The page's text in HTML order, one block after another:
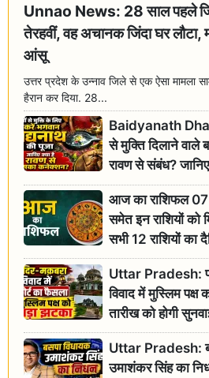
Unnao News: 28 साल पहले
तेरहवीं, वह अचानक जिंदा घर
आंसू
उत्तर प्रदेश के उन्नाव जिले से एक ऐसा मामला
हैरान कर दिया. 28...
Baidyanath
से मुक्ति दिलाने वाले
रावण से संबंध? जानिए
आज का राशिफल
समेत इन राशियों को
सभी 12 राशियों का
Uttar Pradesh:
विवाद में मुस्लिम
तारीख को होगी
Uttar Pradesh:
उमाशंकर सिंह का